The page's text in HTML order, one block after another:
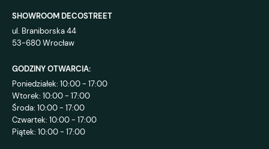
SHOWROOM DECOSTREET
ul. Braniborska 44
53-680 Wrocław
GODZINY OTWARCIA:
Poniedziałek: 10:00 - 17:00
Wtorek: 10:00 - 17:00
Środa: 10:00 - 17:00
Czwartek: 10:00 - 17:00
Piątek: 10:00 - 17:00